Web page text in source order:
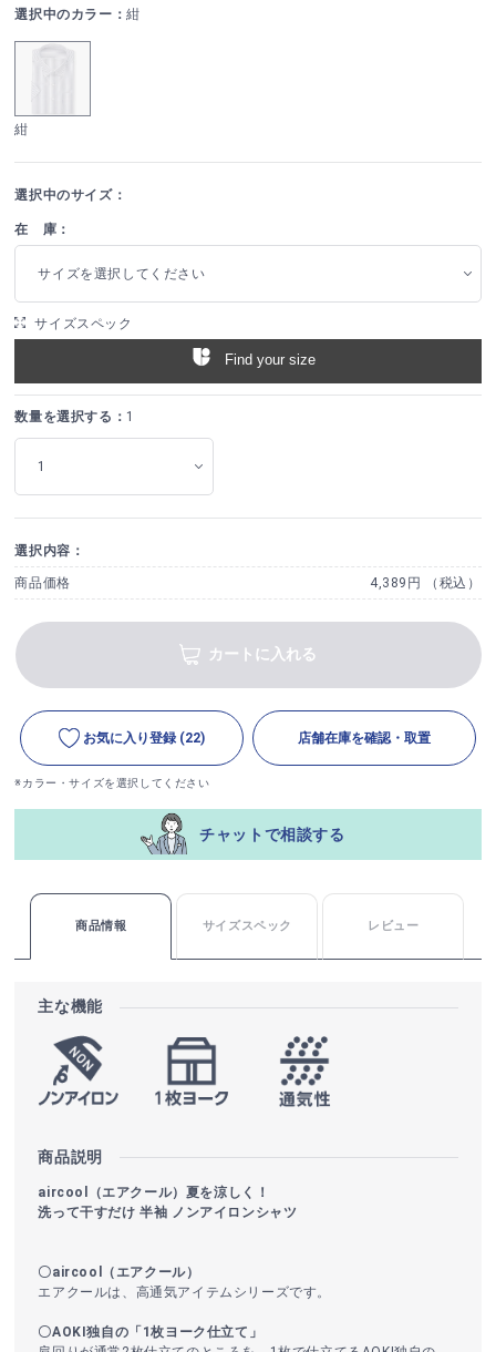
選択中のカラー：紺
紺
選択中のサイズ：
在 庫：
サイズを選択してください
サイズスペック
Find your size
数量を選択する： 1
選択内容：
商品価格 4,389円 （税込）
カートに入れる
お気に入り登録 (22) 店舗在庫を確認・取置
※カラー・サイズを選択してください
チャットで相談する
商品情報 サイズスペック レビュー
主な機能
商品説明
aircool（エアクール）夏を涼しく！
洗って干すだけ 半袖 ノンアイロンシャツ
〇aircool（エアクール）
エアクールは、高通気アイテムシリーズです。
〇AOKI独自の「1枚ヨーク仕立て」